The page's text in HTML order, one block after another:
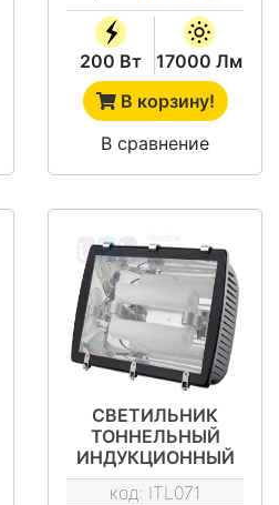
200 Вт
17000 Лм
В корзину!
В сравнение
СВЕТИЛЬНИК
ТОННЕЛЬНЫЙ
ИНДУКЦИОННЫЙ
ITL-TN002 300W
код: ITL071